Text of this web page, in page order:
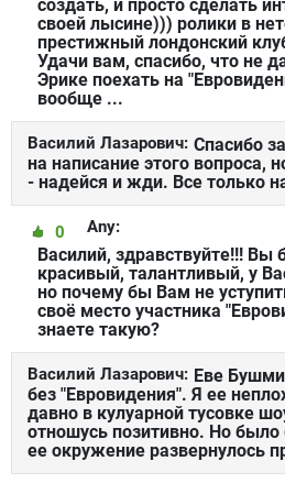
создать, и просто сделать
своей лысине))) ролики в
престижный лондонский
Удачи вам, спасибо, что не
Эрике поехать на
вообще ...
Василий Лазарович: Спасибо
на написание этого вопроса,
- надейся и жди. Все только
Аny:
0
Василий, здравствуйте!!! Вы
красивый, талантливый, у
но почему бы Вам не
своё место участника
знаете такую?
Василий Лазарович: Еве
без "Евровидения". Я ее
давно в кулуарной тусовке
отношусь позитивно. Но
ее окружение развернулось